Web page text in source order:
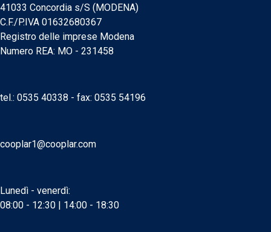
41033 Concordia s/S (MODENA)
C.F./P.IVA 01632680367
Registro delle imprese Modena
Numero REA: MO - 231458
tel.: 0535 40338 - fax: 0535 54196
cooplar1@cooplar.com
Lunedì - venerdì:
08:00 - 12:30 | 14:00 - 18:30